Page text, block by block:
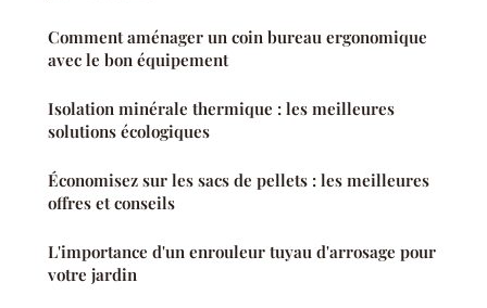
Comment aménager un coin bureau ergonomique
avec le bon équipement
Isolation minérale thermique : les meilleures
solutions écologiques
Économisez sur les sacs de pellets : les meilleures
offres et conseils
L'importance d'un enrouleur tuyau d'arrosage pour
votre jardin